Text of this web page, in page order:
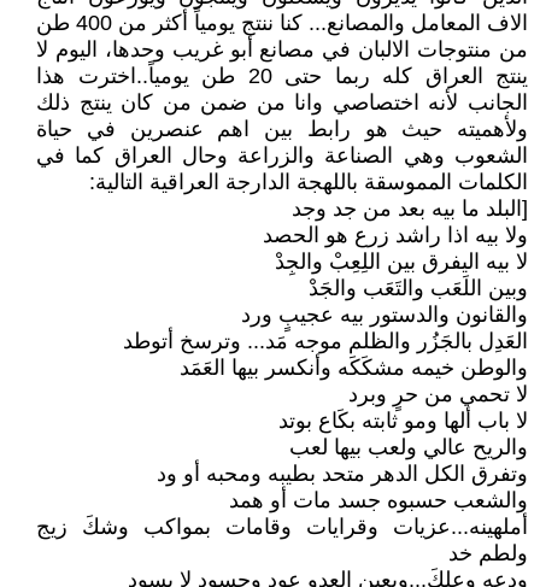
الاف المعامل والمصانع... كنا ننتج يومياً أكثر من 400 طن
من منتوجات الالبان في مصانع أبو غريب وحدها، اليوم لا
ينتج العراق كله ربما حتى 20 طن يومياً..اخترت هذا
الجانب لأنه اختصاصي وانا من ضمن من كان ينتج ذلك
ولأهميته حيث هو رابط بين اهم عنصرين في حياة
الشعوب وهي الصناعة والزراعة وحال العراق كما في
الكلمات المموسقة باللهجة الدارجة العراقية التالية:
[البلد ما بيه بعد من جد وجد
ولا بيه اذا راشد زرع هو الحصد
لا بيه اليفرق بين اللِعِبْ والجِدْ
وبين اللَعَب والتَعَب والجَدْ
والقانون والدستور بيه عجيبٍ ورد
العَدِل بالجَزُر والظلم موجه مَد... وترسخ أتوطد
والوطن خيمه مشكَكَه وأنكسر بيها العَمَد
لا تحمي من حرٍ وبرد
لا باب ألها ومو ثابته بكَاع بوتد
والريح عالي ولعب بيها لعب
وتفرق الكل الدهر متحد بطيبه ومحبه أو ود
والشعب حسبوه جسد مات أو همد
أملهينه...عزيات وقرايات وقامات بمواكب وشكَ زيج
ولطم خد
ودعه وعلكَ...وبعين العدو عود وحسود لا يسود